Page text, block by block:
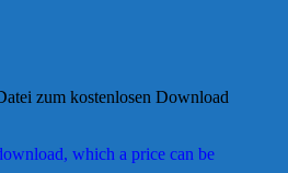
zum kostenlosen Download
which a price can be